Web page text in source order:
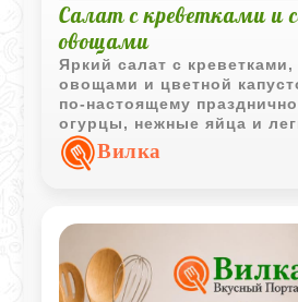
Салат с креветками и
овощами
Яркий салат с
овощами и цветной
по-настоящему
огурцы, нежные яйца и
заправка делают блюдо
насыщенным
Вилка